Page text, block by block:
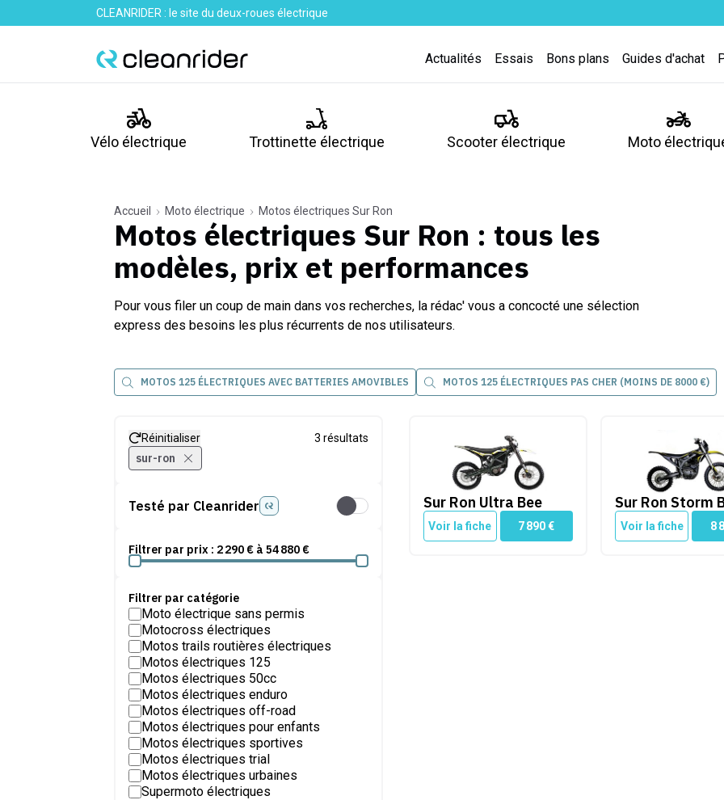
CLEANRIDER : le site du deux-roues électrique
Actualités Essais Bons plans Guides d'achat
Vélo électrique Trottinette électrique Scooter électrique Moto
Accueil Moto électrique Motos électriques Sur Ron
Motos électriques Sur Ron : tous les
modèles, prix et performances
Pour vous filer un coup de main dans vos recherches, la rédac' vous a concocté une sélection
express des besoins les plus récurrents de nos utilisateurs.
MOTOS 125 ÉLECTRIQUES AVEC BATTERIES AMOVIBLES MOTOS 125 ÉLECTRIQUES PAS CHER (MOINS DE 8000 €)
Réinitialiser 3 résultats
sur-ron
Testé par Cleanrider Testé par Cleanrider
Filtrer par prix : 2 290 € à 54 880 €
Filtrer par catégorie
Moto électrique sans permis
Motocross électriques
Motos trails routières électriques
Motos électriques 125
Motos électriques 50cc
Motos électriques enduro
Motos électriques off-road
Motos électriques pour enfants
Motos électriques sportives
Motos électriques trial
Motos électriques urbaines
Supermoto électriques
Sur Ron Ultra Bee
Sur Ron Ultra Bee
Voir la fiche 7 890€
Sur Ron Storm Bee
Sur Ron Storm
Voir la fiche 8